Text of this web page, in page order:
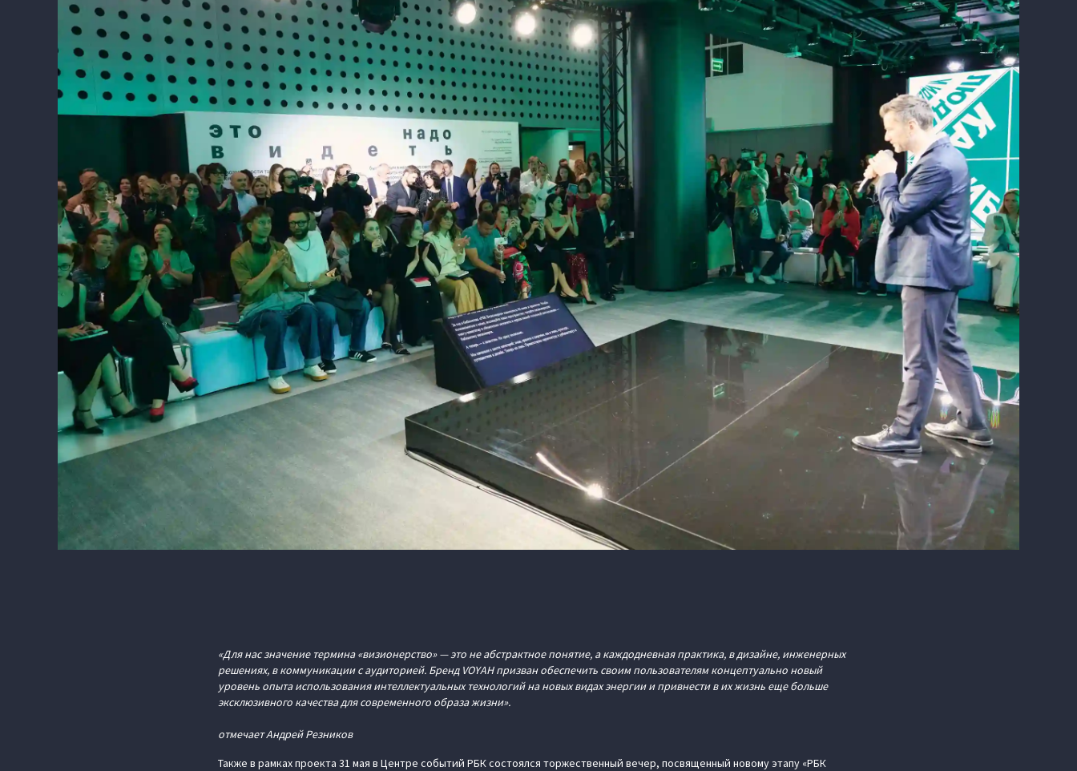
«Для нас значение термина «визионерство» — это не абстрактное понятие, а каждодневная практика, в дизайне, инженерных
решениях, в коммуникации с аудиторией. Бренд VOYAH призван обеспечить своим пользователям концептуально новый
уровень опыта использования интеллектуальных технологий на новых видах энергии и привнести в их жизнь еще больше
эксклюзивного качества для современного образа жизни».
отмечает Андрей Резников
Также в рамках проекта 31 мая в Центре событий РБК состоялся торжественный вечер, посвященный новому этапу «РБК